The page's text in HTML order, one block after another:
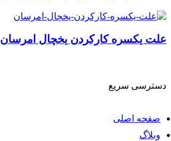
علت یکسره کارکردن یخچال امرسان
دسترسی سریع
صفحه اصلی
وبلاگ